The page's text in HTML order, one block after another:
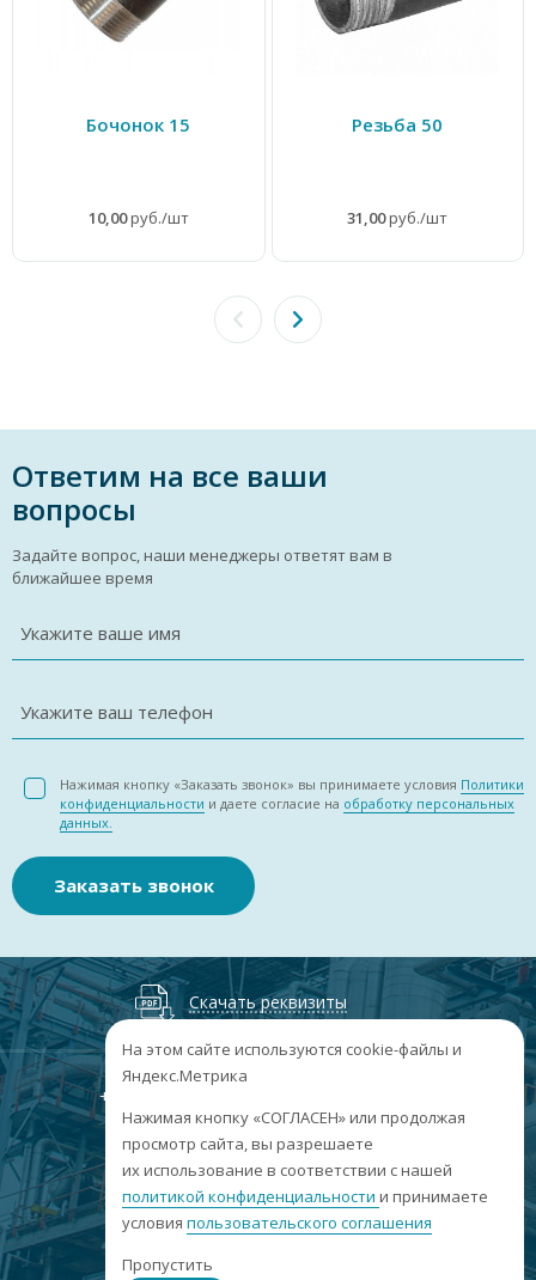
Бочонок 15
10,00руб./шт
Резьба 50
31,00руб./шт
Ответим на все ваши
вопросы
Задайте вопрос, наши менеджеры ответят вам в
ближайшее время
Укажите ваше имя
Укажите ваш телефон
Нажимая кнопку «Заказать звонок» вы принимаете условия Политики
конфиденциальности и даете согласие на обработку персональных
данных.
Заказать звонок
Скачать реквизиты
+7
г. Барнаул, пр. Ленина, 158А, Н1/204
пн-пт: 09:00-17:00
сб-вс: выходные
info@sibar22.ru
На этом сайте используются cookie-файлы и
Яндекс.Метрика
Нажимая кнопку «СОГЛАСЕН» или продолжая
просмотр сайта, вы разрешаете
их использование в соответствии с нашей
политикой конфиденциальности и принимаете
условия пользовательского соглашения
Пропустить